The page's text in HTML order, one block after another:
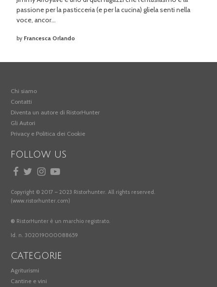
passione per la pasticceria (e per la cucina) gliela senti nella
voce, ancor…
by Francesca Orlando
Chi siamo
Contatti
Diventa un autore di RistorHunter
Gli Autori
Privacy e Politica dei Cookie
FOLLOW US
Copyright © 2017 – 2023 Ristorhunter. All rights reserved.
(www.ristorhunter.com)
® RistorHunter è un marchio registrato.
Id. n. 302019000088659
CATEGORIE
Agriturismi
Cantine e vini